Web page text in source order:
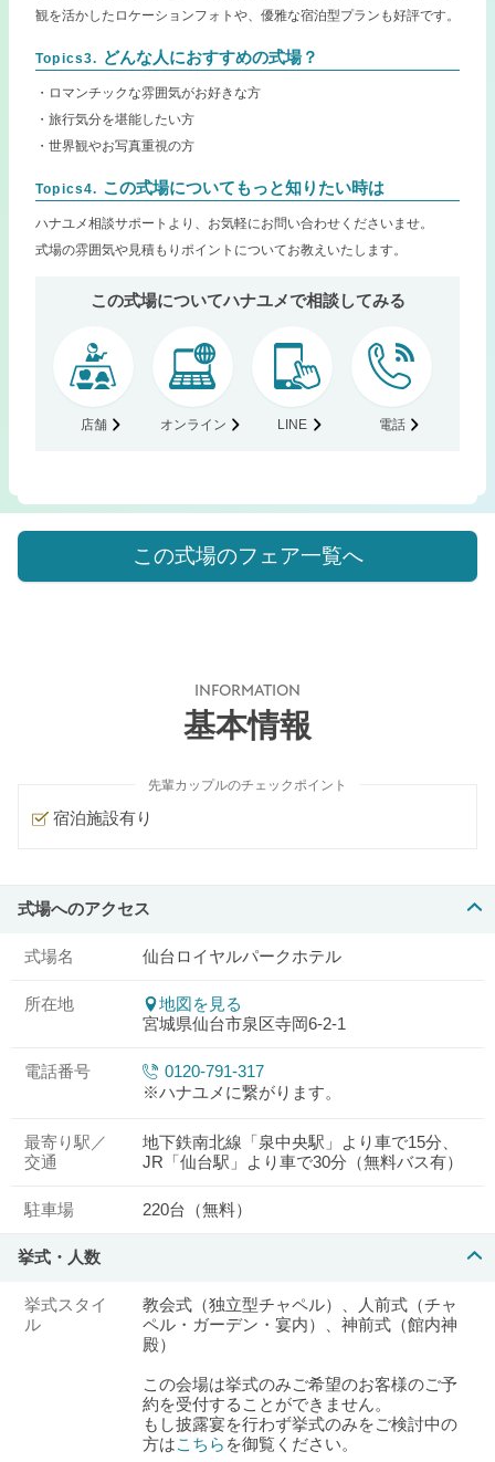
観を活かしたロケーションフォトや、優雅な宿泊型プランも好評です。
Topics3. どんな人におすすめの式場？
・ロマンチックな雰囲気がお好きな方
・旅行気分を堪能したい方
・世界観やお写真重視の方
Topics4. この式場についてもっと知りたい時は
ハナユメ相談サポートより、お気軽にお問い合わせくださいませ。
式場の雰囲気や見積もりポイントについてお教えいたします。
この式場についてハナユメで相談してみる
店舗 オンライン LINE 電話
この式場のフェア一覧へ
INFORMATION
基本情報
先輩カップルのチェックポイント
宿泊施設有り
式場へのアクセス
式場名 仙台ロイヤルパークホテル
所在地
地図を見る
宮城県仙台市泉区寺岡6-2-1
電話番号
0120-791-317
※ハナユメに繋がります。
最寄り駅／
交通
地下鉄南北線「泉中央駅」より車で15分、
JR「仙台駅」より車で30分（無料バス有）
駐車場 220台（無料）
挙式・人数
挙式スタイ
ル
教会式（独立型チャペル）、人前式（チャ
ペル・ガーデン・宴内）、神前式（館内神
殿）
この会場は挙式のみご希望のお客様のご予
約を受付することができません。
もし披露宴を行わず挙式のみをご検討中の
方はこちら を御覧ください。